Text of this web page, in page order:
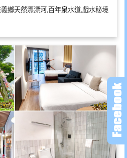
鄉天然漂漂河,百年泉水道,戲水秘境